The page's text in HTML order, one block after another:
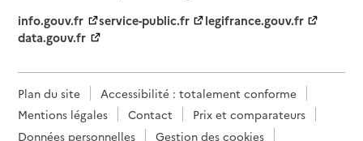
info.gouv.fr
service-public.fr
legifrance.gouv.fr
data.gouv.fr
Plan du site
Accessibilité : totalement conforme
Mentions légales
Contact
Prix et comparateurs
Données personnelles
Gestion des cookies